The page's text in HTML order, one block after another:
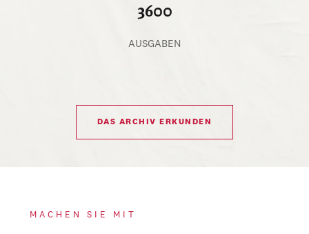
3600
AUSGABEN
DAS ARCHIV ERKUNDEN
MACHEN SIE MIT